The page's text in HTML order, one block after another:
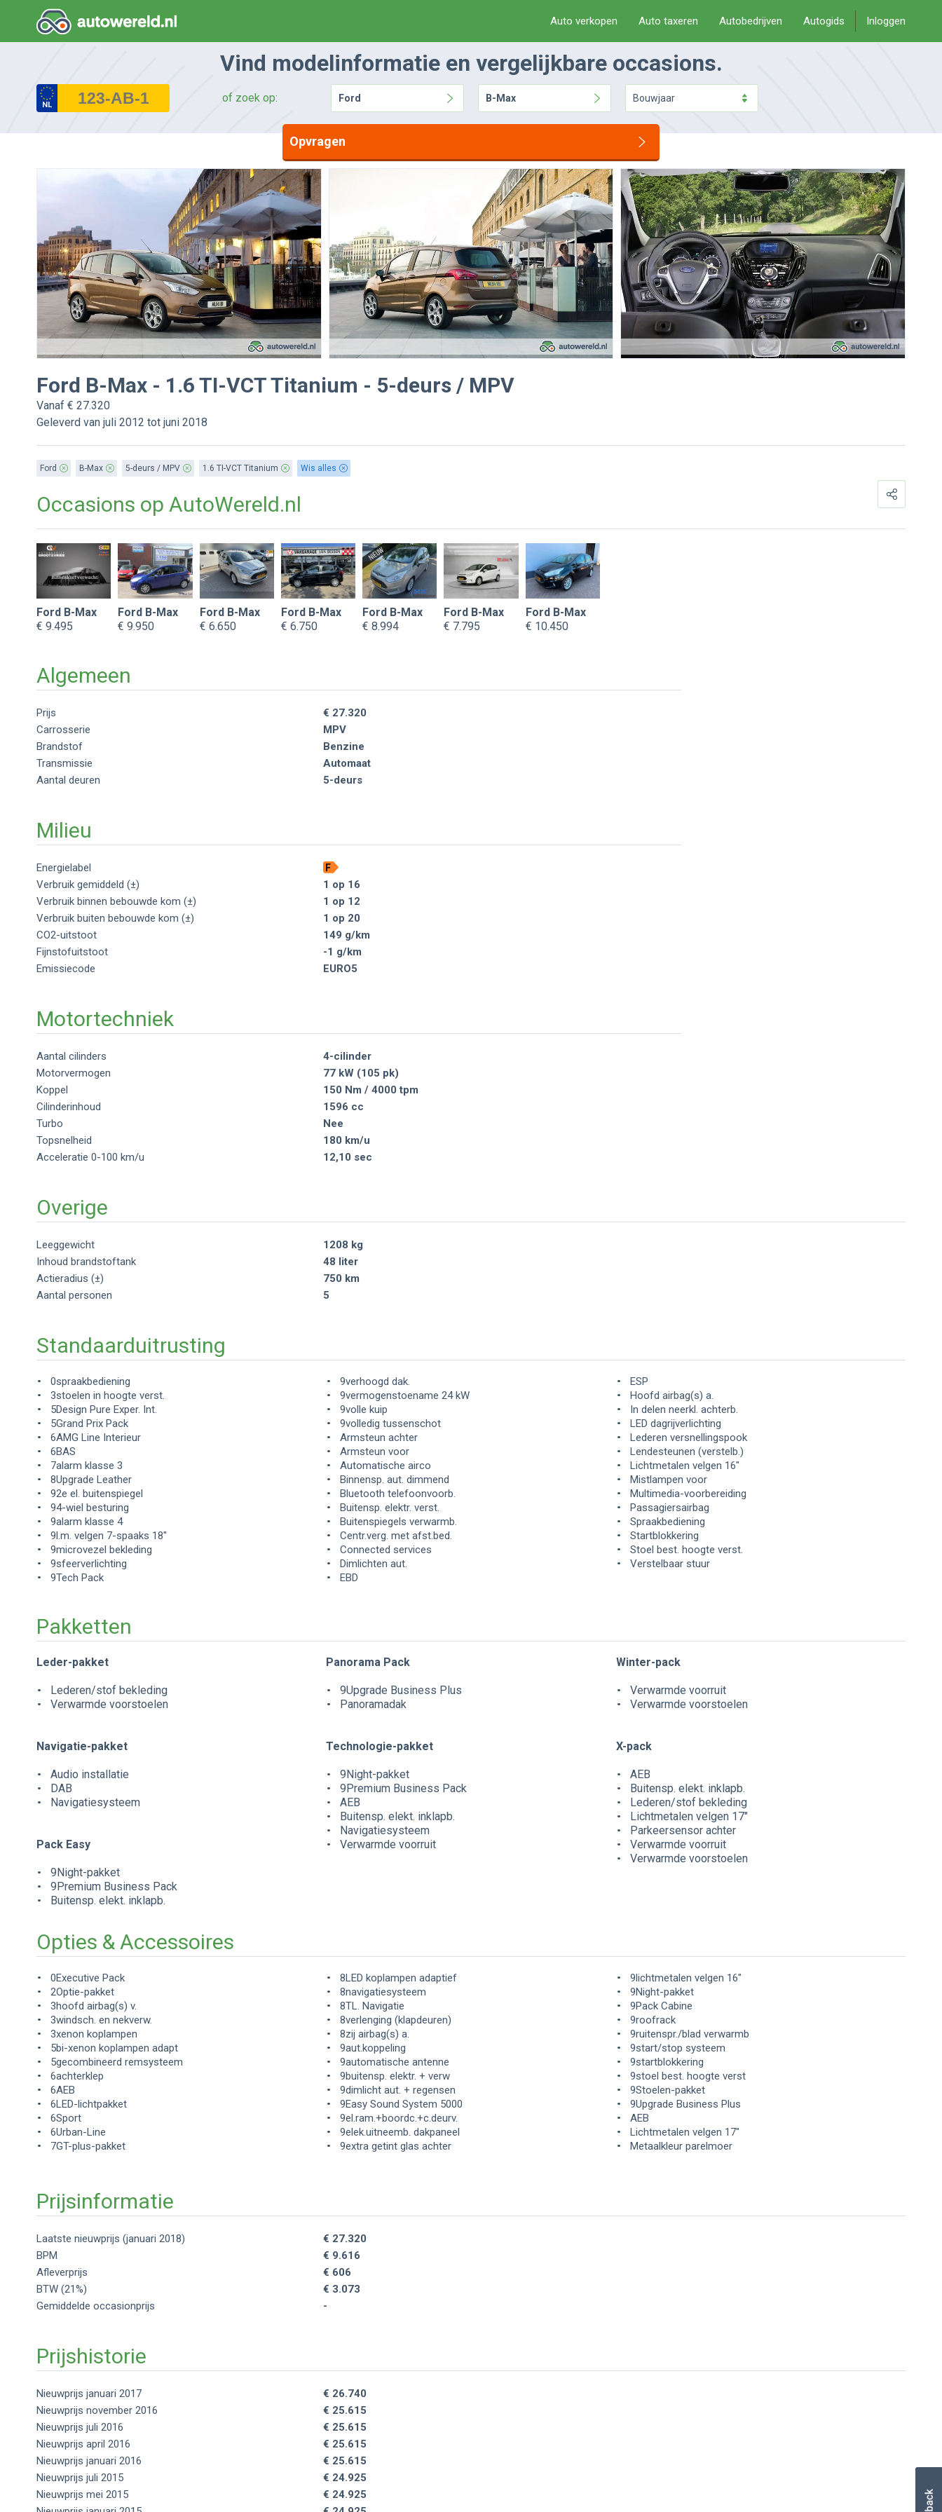
Auto verkopen Auto taxeren Autobedrijven Autogids Inloggen
Vind modelinformatie en vergelijkbare occasions.
NL
of zoek op: Ford B-Max Bouwjaar
Opvragen
Ford B-Max - 1.6 TI-VCT Titanium - 5-deurs / MPV
Vanaf € 27.320
Geleverd van juli 2012 tot juni 2018
Ford B-Max 5-deurs / MPV 1.6 TI-VCT Titanium Wis alles
Occasions op AutoWereld.nl
Ford B-Max
€ 9.495
Ford B-Max
€ 9.950
Ford B-Max
€ 6.650
Ford B-Max
€ 6.750
Ford B-Max
€ 8.994
Ford B-Max
€ 7.795
Ford B-Max
€ 10.450
Algemeen
Prijs
€ 27.320
Carrosserie
MPV
Brandstof
Benzine
Transmissie
Automaat
Aantal deuren
5-deurs
Milieu
Energielabel F
Verbruik gemiddeld (±)
1 op 16
Verbruik binnen bebouwde kom (±)
1 op 12
Verbruik buiten bebouwde kom (±)
1 op 20
CO2-uitstoot
149 g/km
Fijnstofuitstoot
-1 g/km
Emissiecode
EURO5
Motortechniek
Aantal cilinders
4-cilinder
Motorvermogen
77 kW (105 pk)
Koppel
150 Nm / 4000 tpm
Cilinderinhoud
1596 cc
Turbo
Nee
Topsnelheid
180 km/u
Acceleratie 0-100 km/u
12,10 sec
Overige
Leeggewicht
1208 kg
Inhoud brandstoftank
48 liter
Actieradius (±)
750 km
Aantal personen
5
Standaarduitrusting
0spraakbediening
3stoelen in hoogte verst.
5Design Pure Exper. Int.
5Grand Prix Pack
6AMG Line Interieur
6BAS
7alarm klasse 3
8Upgrade Leather
92e el. buitenspiegel
94-wiel besturing
9alarm klasse 4
9l.m. velgen 7-spaaks 18"
9microvezel bekleding
9sfeerverlichting
9Tech Pack
9verhoogd dak.
9vermogenstoename 24 kW
9volle kuip
9volledig tussenschot
Armsteun achter
Armsteun voor
Automatische airco
Binnensp. aut. dimmend
Bluetooth telefoonvoorb.
Buitensp. elektr. verst.
Buitenspiegels verwarmb.
Centr.verg. met afst.bed.
Connected services
Dimlichten aut.
EBD
ESP
Hoofd airbag(s) a.
In delen neerkl. achterb.
LED dagrijverlichting
Lederen versnellingspook
Lendesteunen (verstelb.)
Lichtmetalen velgen 16"
Mistlampen voor
Multimedia-voorbereiding
Passagiersairbag
Spraakbediening
Startblokkering
Stoel best. hoogte verst.
Verstelbaar stuur
Pakketten
Leder-pakket
Lederen/stof bekleding
Verwarmde voorstoelen
Navigatie-pakket
Audio installatie
DAB
Navigatiesysteem
Pack Easy
9Night-pakket
9Premium Business Pack
Buitensp. elekt. inklapb.
Panorama Pack
9Upgrade Business Plus
Panoramadak
Technologie-pakket
9Night-pakket
9Premium Business Pack
AEB
Buitensp. elekt. inklapb.
Navigatiesysteem
Verwarmde voorruit
Winter-pack
Verwarmde voorruit
Verwarmde voorstoelen
X-pack
AEB
Buitensp. elekt. inklapb.
Lederen/stof bekleding
Lichtmetalen velgen 17"
Parkeersensor achter
Verwarmde voorruit
Verwarmde voorstoelen
Opties & Accessoires
0Executive Pack
2Optie-pakket
3hoofd airbag(s) v.
3windsch. en nekverw.
3xenon koplampen
5bi-xenon koplampen adapt
5gecombineerd remsysteem
6achterklep
6AEB
6LED-lichtpakket
6Sport
6Urban-Line
7GT-plus-pakket
8LED koplampen adaptief
8navigatiesysteem
8TL. Navigatie
8verlenging (klapdeuren)
8zij airbag(s) a.
9aut.koppeling
9automatische antenne
9buitensp. elektr. + verw
9dimlicht aut. + regensen
9Easy Sound System 5000
9el.ram.+boordc.+c.deurv.
9elek.uitneemb. dakpaneel
9extra getint glas achter
9lichtmetalen velgen 16"
9Night-pakket
9Pack Cabine
9roofrack
9ruitenspr./blad verwarmb
9start/stop systeem
9startblokkering
9stoel best. hoogte verst
9Stoelen-pakket
9Upgrade Business Plus
AEB
Lichtmetalen velgen 17"
Metaalkleur parelmoer
Prijsinformatie
Laatste nieuwprijs (januari 2018)
€ 27.320
BPM
€ 9.616
Afleverprijs
€ 606
BTW (21%)
€ 3.073
Gemiddelde occasionprijs
-
Prijshistorie
Nieuwprijs januari 2017
€ 26.740
Nieuwprijs november 2016
€ 25.615
Nieuwprijs juli 2016
€ 25.615
Nieuwprijs april 2016
€ 25.615
Nieuwprijs januari 2016
€ 25.615
Nieuwprijs juli 2015
€ 24.925
Nieuwprijs mei 2015
€ 24.925